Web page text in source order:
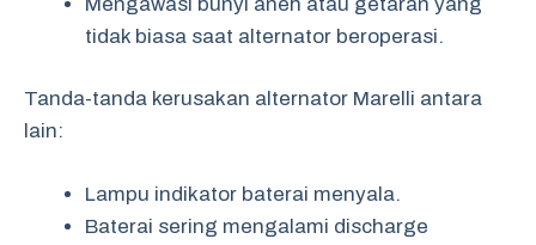
tidak biasa saat alternator beroperasi.
Tanda-tanda kerusakan alternator Marelli antara
lain:
Lampu indikator baterai menyala.
Baterai sering mengalami discharge